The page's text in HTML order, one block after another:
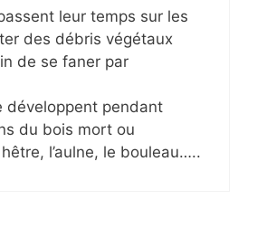
leur temps sur les
des débris végétaux
de se faner par
développent pendant
du bois mort ou
l’aulne, le bouleau…..